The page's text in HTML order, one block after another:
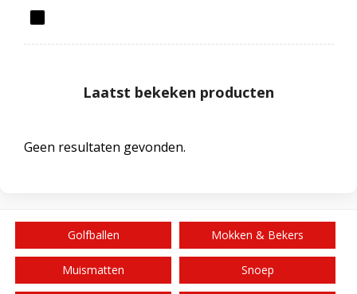
Laatst bekeken producten
Geen resultaten gevonden.
Golfballen Mokken & Bekers
Muismatten Snoep